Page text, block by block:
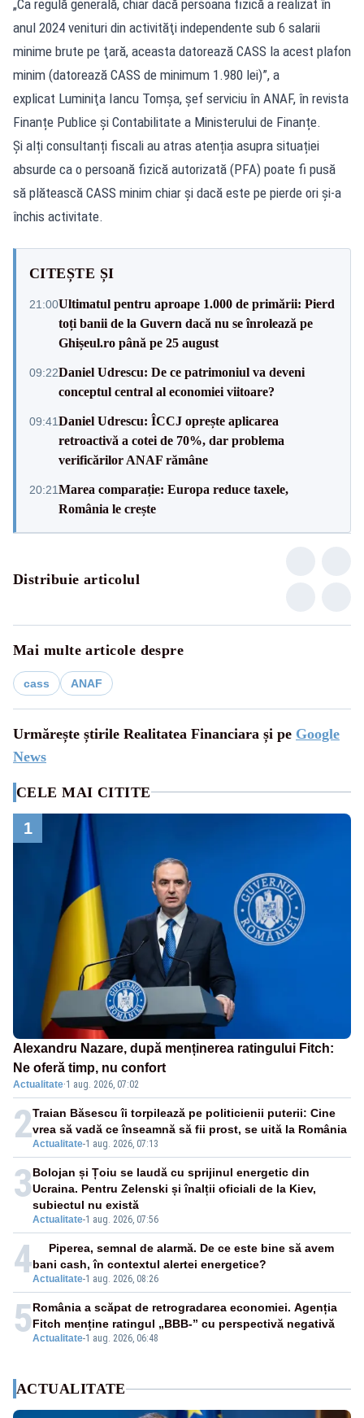
„Ca regulă generală, chiar dacă persoana fizică a realizat în
anul 2024 venituri din activităţi independente sub 6 salarii
minime brute pe ţară, aceasta datorează CASS la acest plafon
minim (datorează CASS de minimum 1.980 lei)”, a
explicat Luminiţa Iancu Tomșa, șef serviciu în ANAF, în revista
Finanțe Publice și Contabilitate a Ministerului de Finanțe.
Și alți consultanți fiscali au atras atenția asupra situației
absurde ca o persoană fizică autorizată (PFA) poate fi pusă
să plătească CASS minim chiar și dacă este pe pierde ori și-a
închis activitate.
CITEȘTE ȘI
21:00Ultimatul pentru aproape 1.000 de primării: Pierd
toți banii de la Guvern dacă nu se înrolează pe
Ghișeul.ro până pe 25 august
09:22Daniel Udrescu: De ce patrimoniul va deveni
conceptul central al economiei viitoare?
09:41Daniel Udrescu: ÎCCJ oprește aplicarea
retroactivă a cotei de 70%, dar problema
verificărilor ANAF rămâne
20:21Marea comparație: Europa reduce taxele,
România le crește
Distribuie articolul
Mai multe articole despre
cass ANAF
Urmărește știrile Realitatea Financiara și pe Google
News
CELE MAI CITITE
1
Alexandru Nazare, după menținerea ratingului Fitch:
Ne oferă timp, nu confort
Actualitate·1 aug. 2026, 07:02
2Actualitate-1 aug. 2026, 07:13
Traian Băsescu îi torpilează pe politicienii puterii: Cine
vrea să vadă ce înseamnă să fii prost, se uită la România
3
Actualitate-1 aug. 2026, 07:56
Bolojan și Țoiu se laudă cu sprijinul energetic din
Ucraina. Pentru Zelenski și înalții oficiali de la Kiev,
subiectul nu există
4Actualitate-1 aug. 2026, 08:26
Piperea, semnal de alarmă. De ce este bine să avem
bani cash, în contextul alertei energetice?
5Actualitate-1 aug. 2026, 06:48
România a scăpat de retrogradarea economiei. Agenția
Fitch menține ratingul „BBB-” cu perspectivă negativă
ACTUALITATE